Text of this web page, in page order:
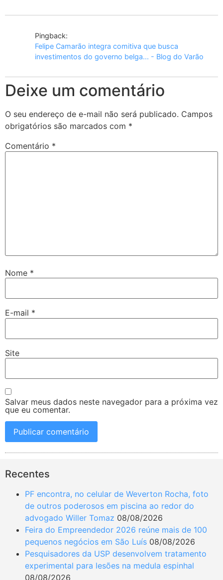
Pingback:
Felipe Camarão integra comitiva que busca
investimentos do governo belga... - Blog do Varão
Deixe um comentário
O seu endereço de e-mail não será publicado. Campos
obrigatórios são marcados com *
Comentário *
Nome *
E-mail *
Site
Salvar meus dados neste navegador para a próxima vez
que eu comentar.
Recentes
PF encontra, no celular de Weverton Rocha, foto
de outros poderosos em piscina ao redor do
advogado Willer Tomaz 08/08/2026
Feira do Empreendedor 2026 reúne mais de 100
pequenos negócios em São Luís 08/08/2026
Pesquisadores da USP desenvolvem tratamento
experimental para lesões na medula espinhal
08/08/2026